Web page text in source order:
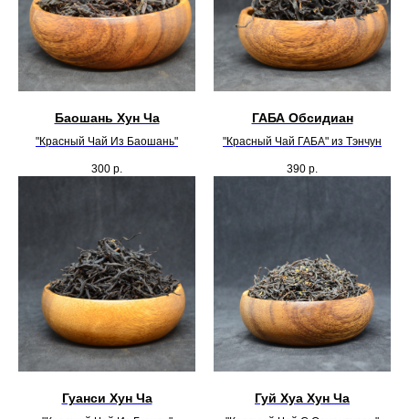
Баошань Хун Ча
"Красный Чай Из Баошань"
300 р.
ГАБА Обсидиан
"Красный Чай ГАБА" из Тэнчун
390 р.
Гуанси Хун Ча Гуй Хуа Хун Ча